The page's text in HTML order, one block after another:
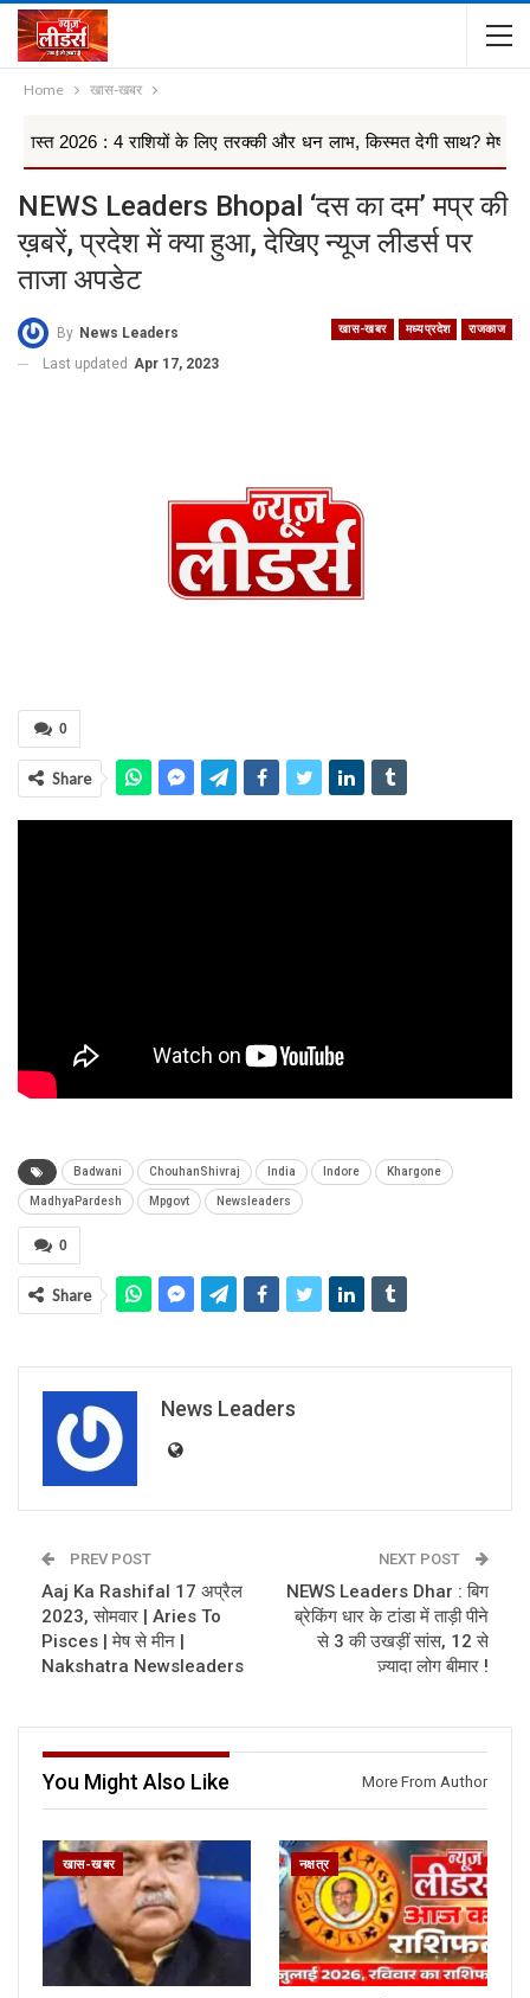
Home खास-खबर
: 4 राशियों के लिए तरक्की और धन लाभ, किस्मत देगी साथ? मेष से मीन तक
NEWS Leaders Bhopal ‘दस का दम’ मप्र की
ख़बरें, प्रदेश में क्या हुआ, देखिए न्यूज लीडर्स पर
ताजा अपडेट
खास-खबर मध्यप्रदेश राजकाज
By News Leaders
Last updated Apr 17, 2023
0
Share
Badwani ChouhanShivraj India Indore Khargone
MadhyaPardesh Mpgovt Newsleaders
0
Share
News Leaders
PREV POST
Aaj Ka Rashifal 17 अप्रैल
2023, सोमवार | Aries To
Pisces | मेष से मीन |
Nakshatra Newsleaders
NEXT POST
NEWS Leaders Dhar : बिग
ब्रेकिंग धार के टांडा में ताड़ी पीने
से 3 की उखड़ीं सांस, 12 से
ज़्यादा लोग बीमार !
You Might Also Like More From Author
खास-खबर नक्षत्र